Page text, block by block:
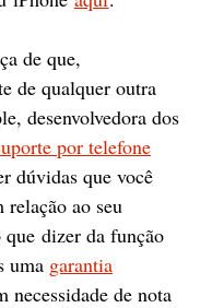
de que,
de qualquer outra
desenvolvedora dos
por telefone
dúvidas que você
relação ao seu
dizer da função
uma garantia
necessidade de nota